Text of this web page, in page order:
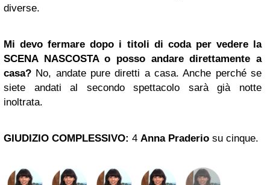
diverse.
Mi devo fermare dopo i titoli di coda per vedere la
SCENA NASCOSTA o posso andare direttamente a
casa? No, andate pure diretti a casa. Anche perché se
siete andati al secondo spettacolo sarà già notte
inoltrata.
GIUDIZIO COMPLESSIVO: 4 Anna Praderio su cinque.